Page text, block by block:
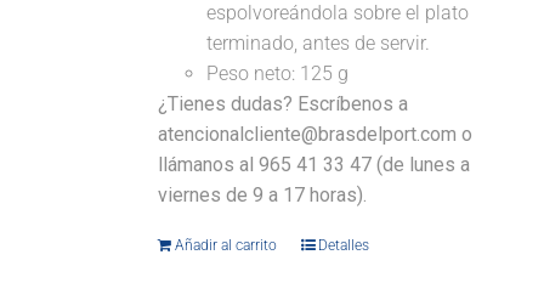
espolvoreándola sobre el plato
terminado, antes de servir.
Peso neto: 125 g
¿Tienes dudas? Escríbenos a
atencionalcliente@brasdelport.com o
llámanos al 965 41 33 47 (de lunes a
viernes de 9 a 17 horas).
Añadir al carrito Detalles